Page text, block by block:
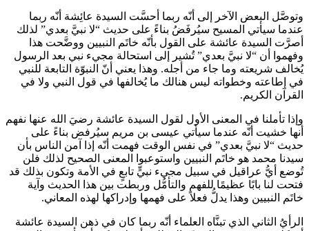
وتوصَّل البعض الآخر إلى أنّه ربما أحسَّت السيدة عائِشة أنّه ربما
عندما سيأتي المسيح سيُرفَضُ بناءً على حديث “لا نبيَّ بعدي” لذلك
أصرَّت السيدة عائشة على القول بأنّه خاتَم النبيين ووضَّحت هذا
وفهموا أن “لا نبيَّ بعدي” تُشير إلى استحالة مجيء نبي بعد الرسول
يُخالف شريعته وما جاء من أجله. وهذا يعني أنّ النبوّة التابعة للنبي
في إطاعته وخطواته ليس هنالك ما يُخالفها في قول النبي ولا في
القرآن الكريم.
وإذا تأملنا في المعنى الأول لقول السيدة عائشة رضيَ الله عنها نفهم
أنها خشيت أنّه عندما سيأتي عيسى بن مريم سيُرفض بناءً على
حديث “لا نبيَّ بعدي” في نفس الوقت فهمت أنّه إذا آمن الناس بأن
سيدنا محمد هو خاتَم النبيين واستوعبوا المعنى الصحيح لذلك فلن
تُوضع أيُّ عراقيل في سبيل مجيء نبيٍّ تابعٍ في الأمة وتكون بذلك قد
فتحت لنا بابًا عظيمًا للفهم والتأمُّل وربطت بين هذا الحديث وآية
خاتَم النبيين وهذا يدلُّ فعلاً على فهمها وإدراكها لهذه المعاني.
الرأيُ الثاني الذي تبنَّاه العلماء أنّه ربما كان في ذهن السيدة عائشة